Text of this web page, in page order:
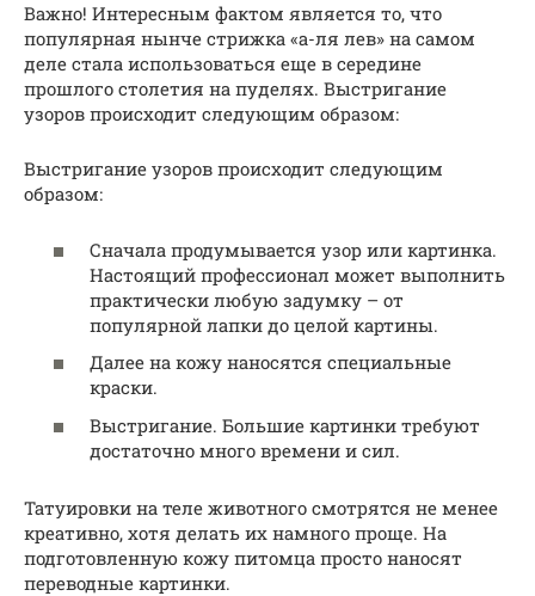
Важно! Интересным фактом является то, что
популярная нынче стрижка «а-ля лев» на самом
деле стала использоваться еще в середине
прошлого столетия на пуделях. Выстригание
узоров происходит следующим образом:
Выстригание узоров происходит следующим
образом:
Сначала продумывается узор или картинка.
Настоящий профессионал может выполнить
практически любую задумку – от
популярной лапки до целой картины.
Далее на кожу наносятся специальные
краски.
Выстригание. Большие картинки требуют
достаточно много времени и сил.
Татуировки на теле животного смотрятся не менее
креативно, хотя делать их намного проще. На
подготовленную кожу питомца просто наносят
переводные картинки.